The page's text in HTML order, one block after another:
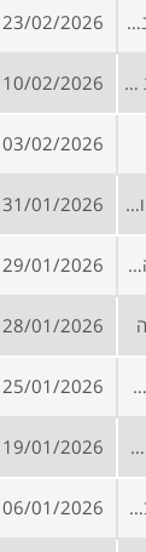
מכרז לביצוע עבודות החלפת קירות מסך מאלומיניום ועבודות איטום בגג המבנה 23/02/2026
הזמנה להירשם למאגר יועצים של עירייה – עיריית רמלה 10/02/2026
03/02/2026
קול קורא להרשמה למאגר מתכננים ויועצים בתחומים שונים לתאגיד מים 31/01/2026
קול קורא להירשם למאגר ספקים ויועצים למועצה בצפון 29/01/2026
28/01/2026
אחזקה ובנייה במוסד אקדמי 25/01/2026
הזמנה להירשם למאגר ספקים ויועצים של חברה עירונית 19/01/2026
קול קורא להירשם למאגר יועצים למחלקת רכש בתחומים המפורטים בקובץ המצורף 06/01/2026